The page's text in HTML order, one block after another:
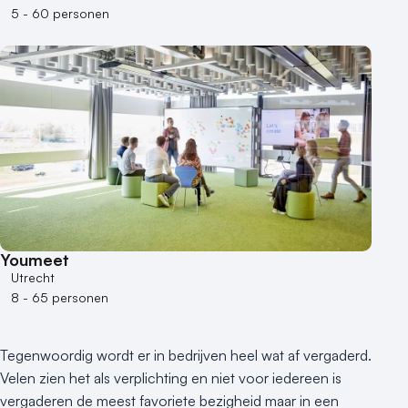
Varende locatie
5 - 60 personen
Youmeet
Utrecht
8 - 65 personen
Tegenwoordig wordt er in bedrijven heel wat af vergaderd.
Velen zien het als verplichting en niet voor iedereen is
vergaderen de meest favoriete bezigheid maar in een